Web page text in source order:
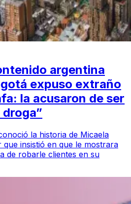
argentina
expuso extraño
la acusaron de ser
la historia de Micaela
insistió en que le mostrara
de robarle clientes en su